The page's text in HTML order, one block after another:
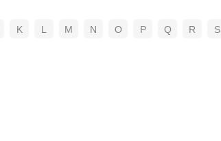
K L M N O P Q R S